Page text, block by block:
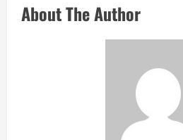
About The Author